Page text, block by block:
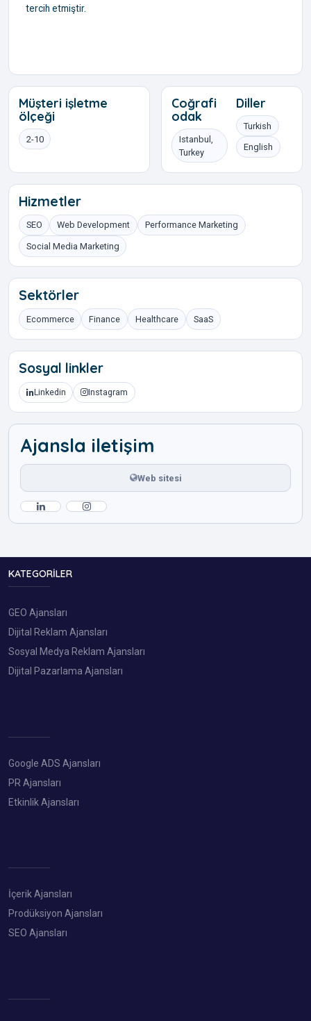
tercih etmiştir.
Müşteri işletme
ölçeği
2-10
Coğrafi
odak
Istanbul,
Turkey
Diller
Turkish
English
Hizmetler
SEO Web Development Performance Marketing
Social Media Marketing
Sektörler
Ecommerce Finance Healthcare SaaS
Sosyal linkler
Linkedin Instagram
Ajansla iletişim
Web sitesi
KATEGORILER
GEO Ajansları
Dijital Reklam Ajansları
Sosyal Medya Reklam Ajansları
Dijital Pazarlama Ajansları
Google ADS Ajansları
PR Ajansları
Etkinlik Ajansları
İçerik Ajansları
Prodüksiyon Ajansları
SEO Ajansları